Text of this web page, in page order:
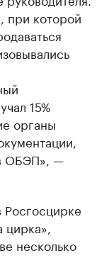
при которой
15%
органы
ОБЭП», —
цирка»,
несколько